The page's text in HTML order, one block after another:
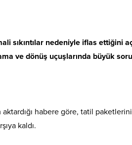
sıkıntılar nedeniyle iflas ettiğini
ve dönüş uçuşlarında büyük
habere göre, tatil
kaldı.